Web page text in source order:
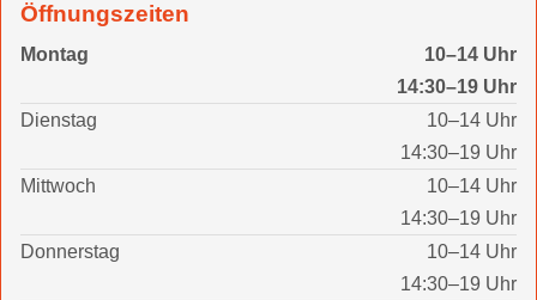
Öffnungszeiten
Montag
10–14 Uhr
14:30–19 Uhr
Dienstag
10–14 Uhr
14:30–19 Uhr
Mittwoch
10–14 Uhr
14:30–19 Uhr
Donnerstag
10–14 Uhr
14:30–19 Uhr